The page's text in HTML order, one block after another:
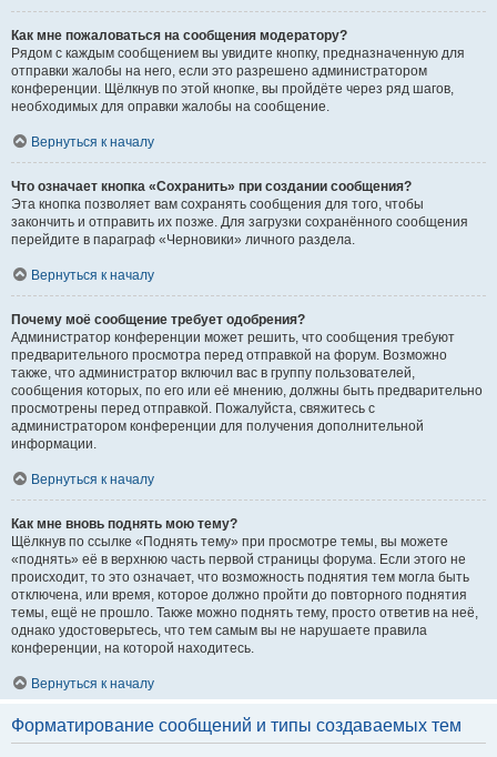
Как мне пожаловаться на сообщения модератору?
Рядом с каждым сообщением вы увидите кнопку, предназначенную для
отправки жалобы на него, если это разрешено администратором
конференции. Щёлкнув по этой кнопке, вы пройдёте через ряд шагов,
необходимых для оправки жалобы на сообщение.
Вернуться к началу
Что означает кнопка «Сохранить» при создании сообщения?
Эта кнопка позволяет вам сохранять сообщения для того, чтобы
закончить и отправить их позже. Для загрузки сохранённого сообщения
перейдите в параграф «Черновики» личного раздела.
Вернуться к началу
Почему моё сообщение требует одобрения?
Администратор конференции может решить, что сообщения требуют
предварительного просмотра перед отправкой на форум. Возможно
также, что администратор включил вас в группу пользователей,
сообщения которых, по его или её мнению, должны быть предварительно
просмотрены перед отправкой. Пожалуйста, свяжитесь с
администратором конференции для получения дополнительной
информации.
Вернуться к началу
Как мне вновь поднять мою тему?
Щёлкнув по ссылке «Поднять тему» при просмотре темы, вы можете
«поднять» её в верхнюю часть первой страницы форума. Если этого не
происходит, то это означает, что возможность поднятия тем могла быть
отключена, или время, которое должно пройти до повторного поднятия
темы, ещё не прошло. Также можно поднять тему, просто ответив на неё,
однако удостоверьтесь, что тем самым вы не нарушаете правила
конференции, на которой находитесь.
Вернуться к началу
Форматирование сообщений и типы создаваемых тем